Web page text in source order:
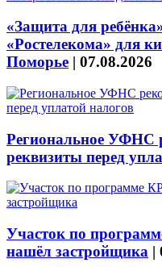
«Защита для
«Ростелекома» для
Поморье | 07.08.2026
Региональное УФНС
реквизиты перед
Участок по
нашёл застройщика |